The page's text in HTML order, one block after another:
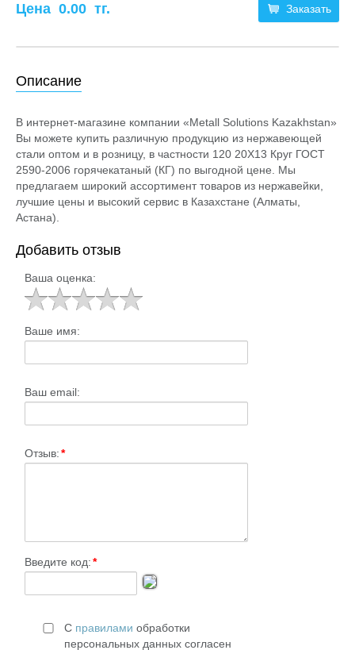
Заказать
Цена 0.00 тг.
Описание
В интернет-магазине компании «Metall Solutions Kazakhstan»
Вы можете купить различную продукцию из нержавеющей
стали оптом и в розницу, в частности 120 20Х13 Круг ГОСТ
2590-2006 горячекатаный (КГ) по выгодной цене. Мы
предлагаем широкий ассортимент товаров из нержавейки,
лучшие цены и высокий сервис в Казахстане (Алматы,
Астана).
Добавить отзыв
Ваша оценка:
Ваше имя:
Ваш email:
Отзыв:*
Введите код:*
С правилами обработки
персональных данных согласен